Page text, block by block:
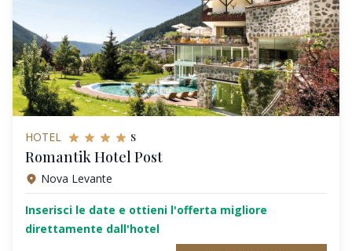
HOTEL s
Romantik Hotel Post
Nova Levante
Inserisci le date e ottieni l'offerta migliore
direttamente dall'hotel